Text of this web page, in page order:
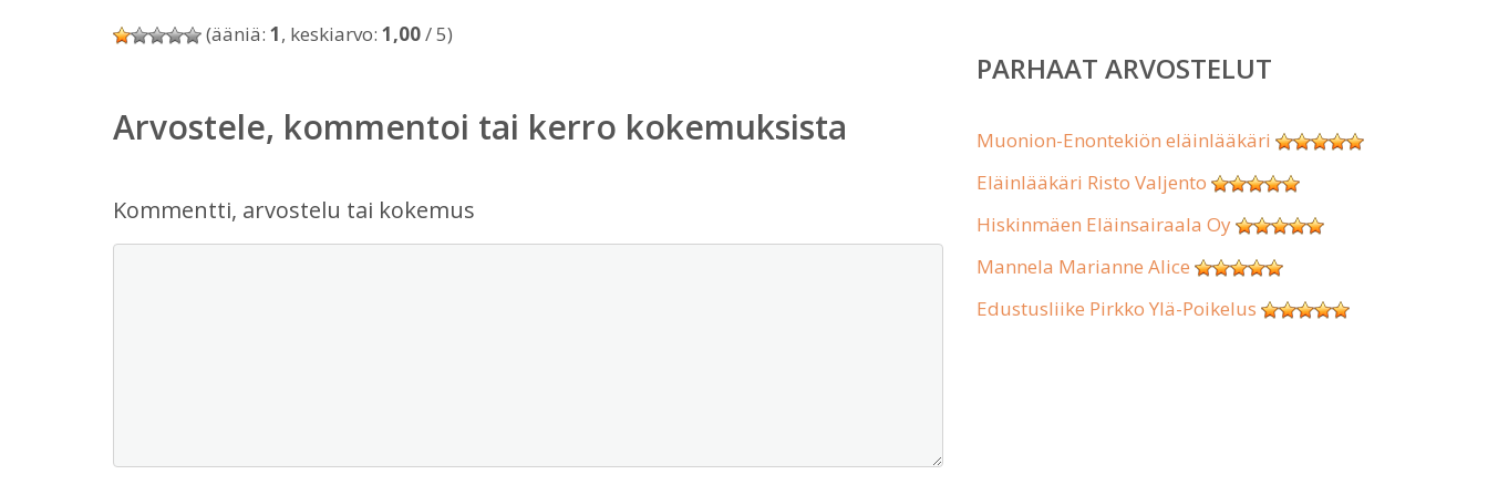
(ääniä: 1, keskiarvo: 1,00/ 5)
Arvostele, kommentoi tai kerro kokemuksista
Kommentti, arvostelu tai kokemus
PARHAAT ARVOSTELUT
Muonion-Enontekiön eläinlääkäri
Eläinlääkäri Risto Valjento
Hiskinmäen Eläinsairaala Oy
Mannela Marianne Alice
Edustusliike Pirkko Ylä-Poikelus